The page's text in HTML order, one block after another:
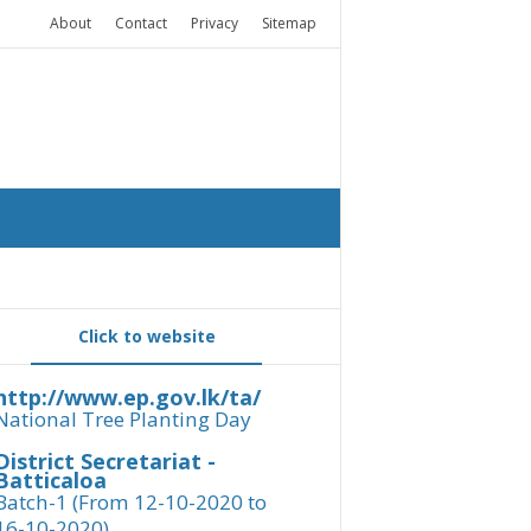
About Contact Privacy Sitemap
Click to website
www.ep.gov.lk/ta/
Tree Planting Day
Secretariat -
1 (From 12-10-2020 to